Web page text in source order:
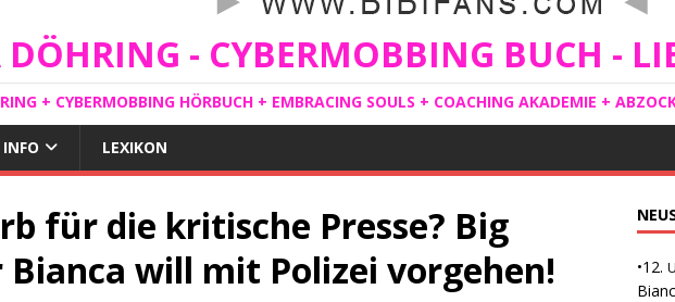
- CYBERMOBBING BUCH -
+ CYBERMOBBING HÖRBUCH + EMBRACING SOULS + COACHING AKADEMIE +
INFO LEXIKON
für die kritische Presse? Big
will mit Polizei vorgehen!
•12.